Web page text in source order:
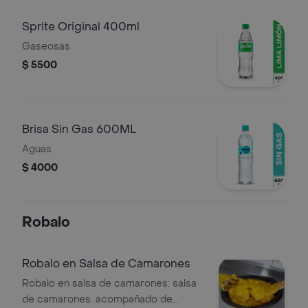
Sprite Original 400ml
Gaseosas
$ 5500
Brisa Sin Gas 600ML
Aguas
$ 4000
Robalo
Robalo en Salsa de Camarones
Robalo en salsa de camarones: salsa
de camarones. acompañado de